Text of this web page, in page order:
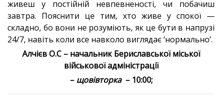
живеш у постійній невпевненості, чи побачиш
завтра. Пояснити це тим, хто живе у спокої —
складно, бо вони не розуміють, як це бути в напрузі
24/7, навіть коли все навколо виглядає ‘нормально’.
Алчієв О.С – начальник Бериславської міської
військової адміністрації
– щовівторка– 10:00;